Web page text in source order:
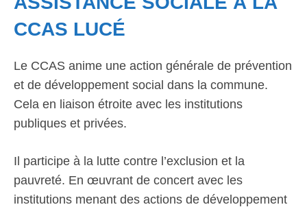
CCAS LUCÉ
Le CCAS anime une action générale de prévention
et de développement social dans la commune.
Cela en liaison étroite avec les institutions
publiques et privées.
Il participe à la lutte contre l’exclusion et la
pauvreté. En œuvrant de concert avec les
institutions menant des actions de développement